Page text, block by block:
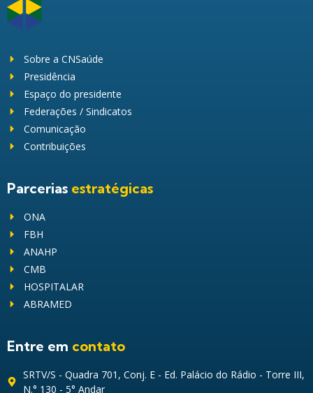
Sobre a CNSaúde
Presidência
Espaço do presidente
Federações / Sindicatos
Comunicação
Contribuições
Parcerias estratégicas
ONA
FBH
ANAHP
CMB
HOSPITALAR
ABRAMED
Entre em contato
SRTV/S - Quadra 701, Conj. E - Ed. Palácio do Rádio - Torre III,
N.° 130 - 5° Andar